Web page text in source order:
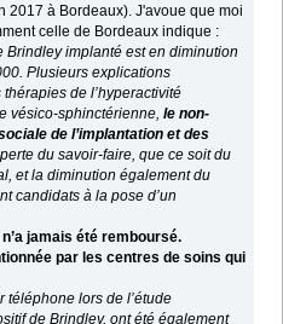
2017 à Bordeaux). J'avoue que moi
celle de Bordeaux indique :
Brindley implanté est en diminution
Plusieurs explications
thérapies de l’hyperactivité
vésico-sphinctérienne,le non-
de l’implantation et des
du savoir-faire, que ce soit du
et la diminution également du
candidats à la pose d’un
jamais été remboursé.
par les centres de soins qui
téléphone lors de l’étude
de Brindley, ont été également